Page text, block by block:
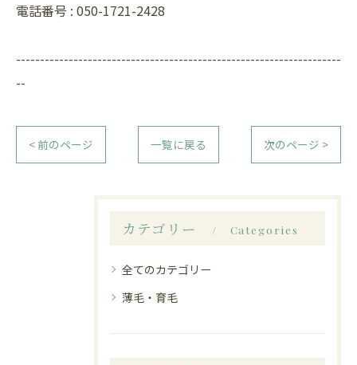
電話番号 : 050-1721-2428
--------------------------------------------------------------------
--
< 前のページ 一覧に戻る 次のページ >
カテゴリー Categories
全てのカテゴリー
薄毛・育毛